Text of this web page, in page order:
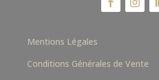
Mentions Légales
Conditions Générales de Vente